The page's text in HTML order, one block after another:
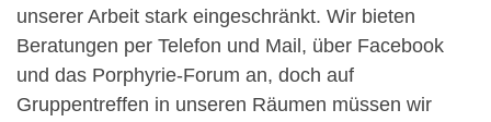
unserer Arbeit stark eingeschränkt. Wir bieten
Beratungen per Telefon und Mail, über Facebook
und das Porphyrie-Forum an, doch auf
Gruppentreffen in unseren Räumen müssen wir